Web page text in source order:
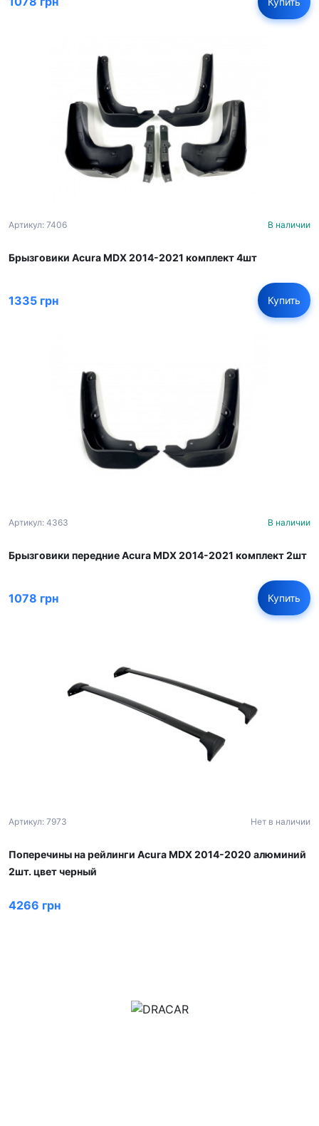
Артикул: 7406 В наличии
Брызговики Acura MDX 2014-2021 комплект 4шт
1335 грн Купить
Артикул: 4363 В наличии
Брызговики передние Acura MDX 2014-2021 комплект 2шт
1078 грн Купить
Артикул: 7973 Нет в наличии
Поперечины на рейлинги Acura MDX 2014-2020 алюминий
2шт. цвет черный
4266 грн